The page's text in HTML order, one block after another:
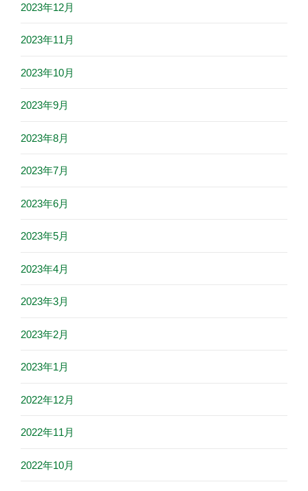
2023年12月
2023年11月
2023年10月
2023年9月
2023年8月
2023年7月
2023年6月
2023年5月
2023年4月
2023年3月
2023年2月
2023年1月
2022年12月
2022年11月
2022年10月